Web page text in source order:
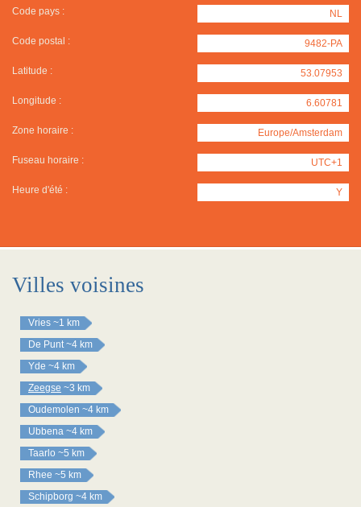
Code pays : NL
Code postal : 9482-PA
Latitude : 53.07953
Longitude : 6.60781
Zone horaire : Europe/Amsterdam
Fuseau horaire : UTC+1
Heure d'été : Y
Villes voisines
Vries ~1 km
De Punt ~4 km
Yde ~4 km
Zeegse ~3 km
Oudemolen ~4 km
Ubbena ~4 km
Taarlo ~5 km
Rhee ~5 km
Schipborg ~4 km